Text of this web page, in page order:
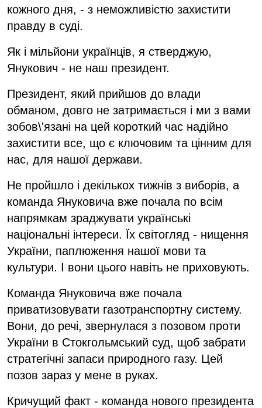
кожного дня, - з неможливістю захистити
правду в суді.
Як і мільйони українців, я стверджую,
Янукович - не наш президент.
Президент, який прийшов до влади
обманом, довго не затримається і ми з вами
зобов\'язані на цей короткий час надійно
захистити все, що є ключовим та цінним для
нас, для нашої держави.
Не пройшло і декількох тижнів з виборів, а
команда Януковича вже почала по всім
напрямкам зраджувати українські
національні інтереси. Їх світогляд - нищення
України, паплюження нашої мови та
культури. І вони цього навіть не приховують.
Команда Януковича вже почала
приватизовувати газотранспортну систему.
Вони, до речі, звернулася з позовом проти
України в Стокгольмський суд, щоб забрати
стратегічні запаси природного газу. Цей
позов зараз у мене в руках.
Кричущий факт - команда нового президента